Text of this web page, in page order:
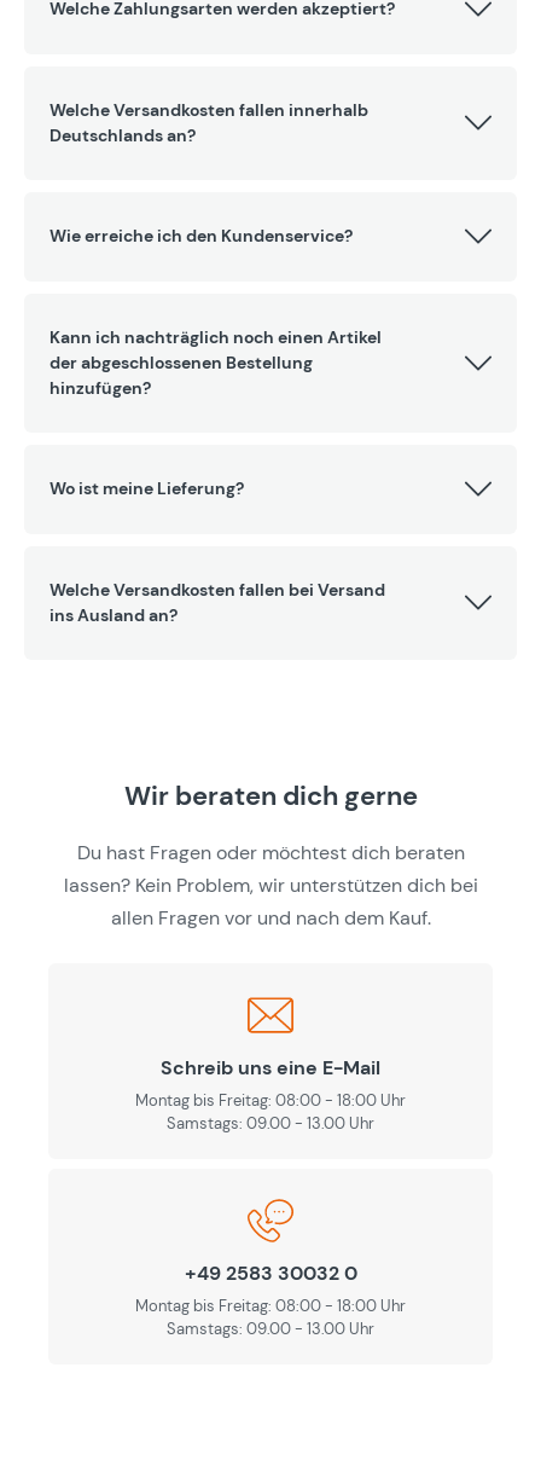
Welche Zahlungsarten werden akzeptiert?
Welche Versandkosten fallen innerhalb
Deutschlands an?
Wie erreiche ich den Kundenservice?
Kann ich nachträglich noch einen Artikel
der abgeschlossenen Bestellung
hinzufügen?
Wo ist meine Lieferung?
Welche Versandkosten fallen bei Versand
ins Ausland an?
Wir beraten dich gerne
Du hast Fragen oder möchtest dich beraten
lassen? Kein Problem, wir unterstützen dich bei
allen Fragen vor und nach dem Kauf.
Schreib uns eine E-Mail
Montag bis Freitag: 08:00 - 18:00 Uhr
Samstags: 09.00 - 13.00 Uhr
+49 2583 30032 0
Montag bis Freitag: 08:00 - 18:00 Uhr
Samstags: 09.00 - 13.00 Uhr